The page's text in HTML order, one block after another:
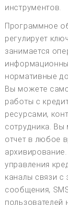
инструментов.
Программное
регулирует
занимается
нормативные
Вы можете
работы с
ресурсами,
сотрудника. Вы
отчет в любое
управления
каналы связи
сообщения,